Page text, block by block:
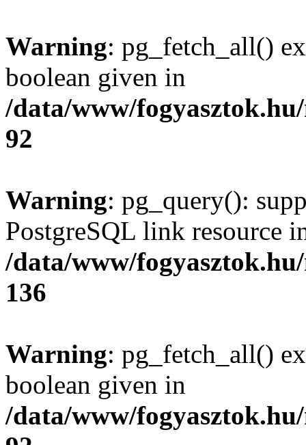
Warning: pg_fetch_all()
boolean given in
/data/www/
92
Warning: pg_query():
PostgreSQL link resource
/data/www/
136
Warning: pg_fetch_all()
boolean given in
/data/www/